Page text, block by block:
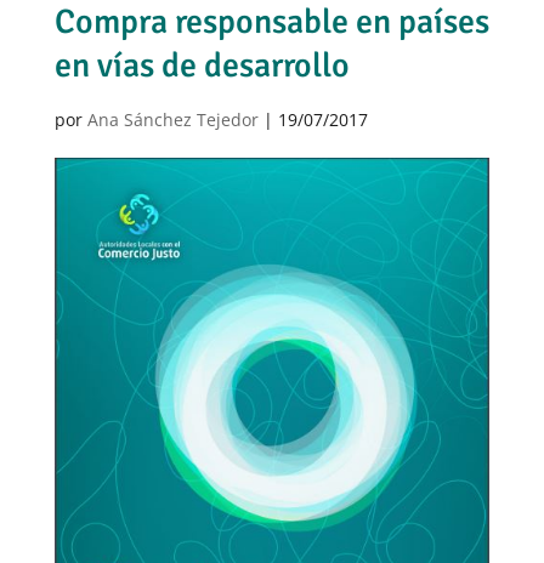
Compra responsable en países
en vías de desarrollo
por Ana Sánchez Tejedor| 19/07/2017